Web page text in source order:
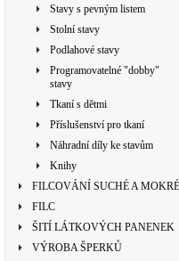
Stavy s pevným listem
Stolní stavy
Podlahové stavy
Programovatelné "dobby"
stavy
Tkaní s dětmi
Příslušenství pro tkaní
Náhradní díly ke stavům
Knihy
FILCOVÁNÍ SUCHÉ A MOKRÉ
FILC
ŠITÍ LÁTKOVÝCH PANENEK
VÝROBA ŠPERKŮ